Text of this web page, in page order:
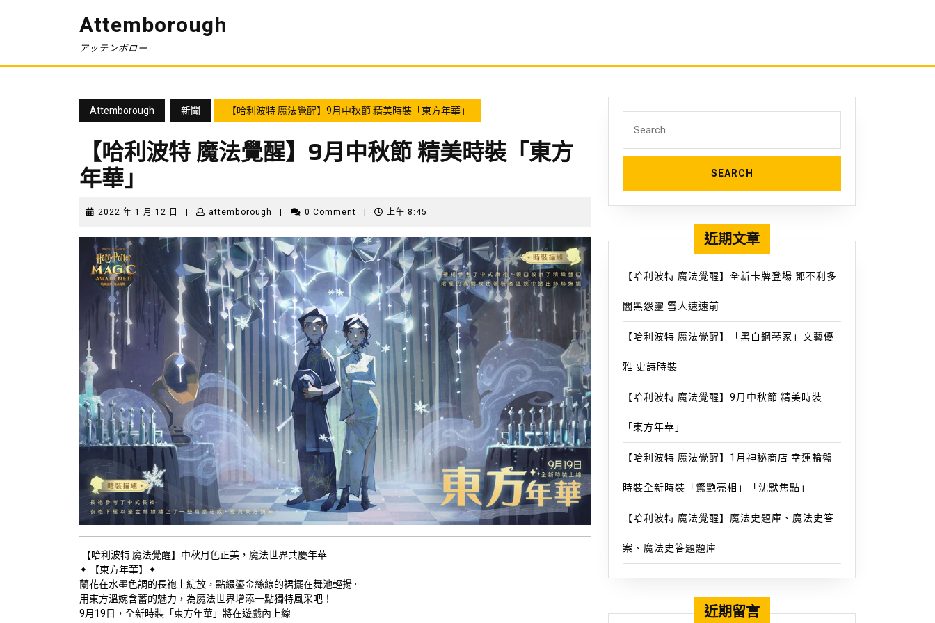
Attemborough
アッテンボロー
Attemborough 新聞 【哈利波特 魔法覺醒】9月中秋節 精美時裝「東方年華」
【哈利波特 魔法覺醒】9月中秋節 精美時裝「東方
年華」
2022 年 1 月 12 日
2022
1
12
日
| attemborough attemborough
| 0 Comment | 上午 8:45
【哈利波特 魔法覺醒】中秋月色正美，魔法世界共慶年華
✦ 【東方年華】✦
蘭花在水墨色調的長袍上綻放，點綴鎏金絲線的裙擺在舞池輕揚。
用東方溫婉含蓄的魅力，為魔法世界增添一點獨特風采吧！
9月19日，全新時裝「東方年華」將在遊戲內上線
for:
近期文章
【哈利波特 魔法覺醒】全新卡牌登場 鄧不利多
闇黑怨靈 雪人速速前
【哈利波特 魔法覺醒】「黑白鋼琴家」文藝優
雅 史詩時裝
【哈利波特 魔法覺醒】9月中秋節 精美時裝
「東方年華」
【哈利波特 魔法覺醒】1月神秘商店 幸運輪盤
時裝全新時裝「驚艷亮相」「沈默焦點」
【哈利波特 魔法覺醒】魔法史題庫、魔法史答
案、魔法史答題題庫
近期留言